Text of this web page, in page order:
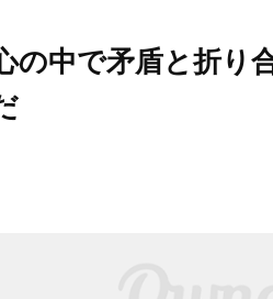
の中で矛盾と折り